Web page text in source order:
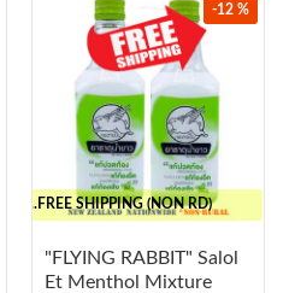
..FREE SHIPPING (NON RD)
-12 %
"FLYING RABBIT" Salol
Et Menthol Mixture